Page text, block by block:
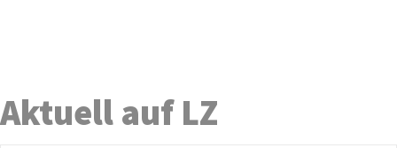
Aktuell auf LZ